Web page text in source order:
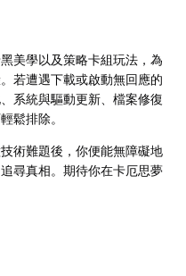
美學以及策略卡組玩法，為
若遭遇下載或啟動無回應的
系統與驅動更新、檔案修復
鬆排除。
術難題後，你便能無障礙地
尋真相。期待你在卡厄思夢